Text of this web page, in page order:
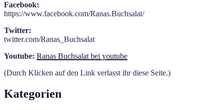
Facebook:
https://www.facebook.com/Ranas.Buchsalat/
Twitter:
twitter.com/Ranas_Buchsalat
Youtube: Ranas Buchsalat bei youtube
(Durch Klicken auf den Link verlasst ihr diese Seite.)
Kategorien